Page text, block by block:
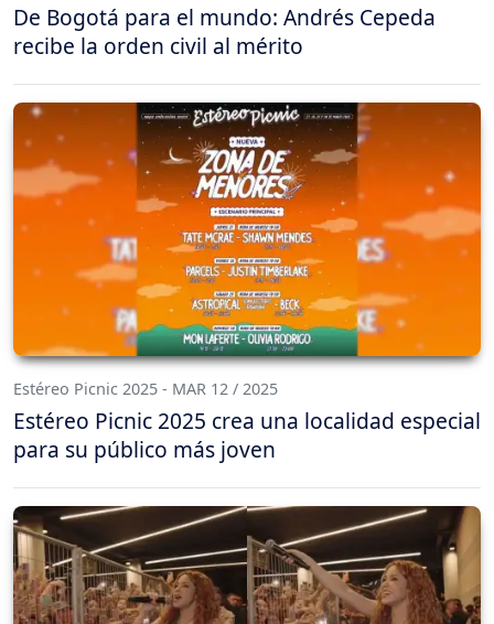
De Bogotá para el mundo: Andrés Cepeda
recibe la orden civil al mérito
Estéreo Picnic 2025 - MAR 12 / 2025
Estéreo Picnic 2025 crea una localidad especial
para su público más joven